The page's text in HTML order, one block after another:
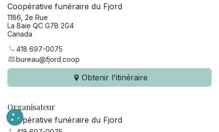
Coopérative funéraire du Fjord
1186, 2e Rue
La Baie QC G7B 2G4
Canada
418 697-0075
bureau@fjord.coop
Obtenir l'itinéraire
Organisateur
Coopérative funéraire du Fjord